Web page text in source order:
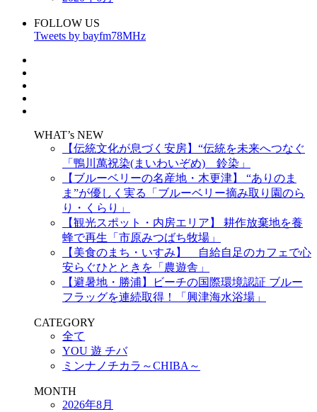
FOLLOW US
Tweets by bayfm78MHz
WHAT’s NEW
【伝統文化が息づく安房】“伝統を未来へつなぐ
「鴨川萬祝染(まいわいぞめ) 鈴染」
【ブルーベリーの名産地・木更津】 “ありのま
ま”が優しく実る「ブルーベリー摘み取り園のら
り・くらり」
【観光スポット・内房エリア】 耕作放棄地を養
蜂で再生「市原みつばち牧場」
【美食のまち・いすみ】 自給自足のカフェで心
安らぐひとときを「農遊舎」
【避暑地・勝浦】ビーチの国際環境認証 ブルー
フラッグを連続取得！「興津海水浴場」
CATEGORY
全て
YOU 遊 チバ
ミンナノチカラ～CHIBA～
MONTH
2026年8月